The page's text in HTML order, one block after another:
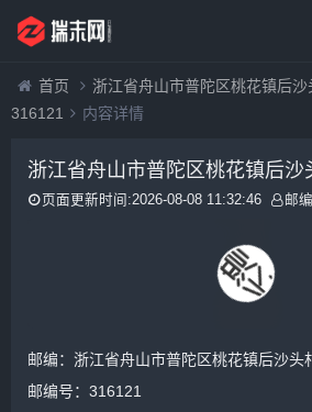
首页
浙江省舟山市普陀区桃花镇后
316121
内容详情
页面更新时间:2026-08-08 11:32:46 邮
邮编：浙江省舟山市普陀区桃花镇后沙头
邮编号：316121